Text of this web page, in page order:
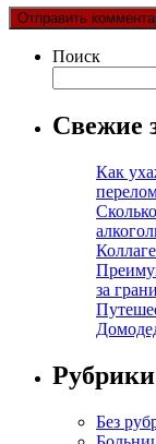
Поиск
Свежие
Как
за
Рубрики
Без